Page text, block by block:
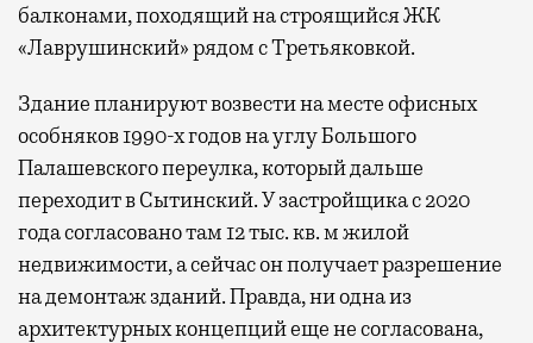
балконами, походящий на строящийся ЖК
«Лаврушинский» рядом с Третьяковкой.
Здание планируют возвести на месте офисных
особняков 1990-х годов на углу Большого
Палашевского переулка, который дальше
переходит в Сытинский. У застройщика с 2020
года согласовано там 12 тыс. кв. м жилой
недвижимости, а сейчас он получает разрешение
на демонтаж зданий.Правда, ни одна из
архитектурных концепций еще не согласована,